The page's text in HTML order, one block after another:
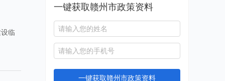
临
一键获取赣州市政策资料
一键获取赣州市政策资料